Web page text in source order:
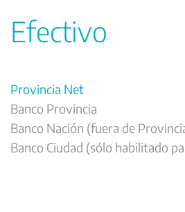
Efectivo
Provincia Net
Banco Provincia
Banco Nación (fuera de
Banco Ciudad (sólo habilitado